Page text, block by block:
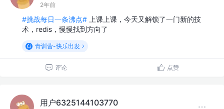
2年前
#挑战每日一条沸点# 上课上课，今天又解锁了一门新的技
术，redis，慢慢找到方向了
青训营-快乐出发
评论 点赞
用户6325144103770